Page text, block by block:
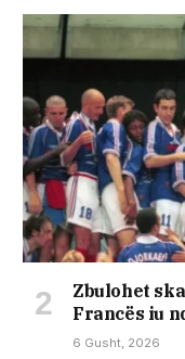
Zbulohet
Francës iu
6 Gusht, 2026